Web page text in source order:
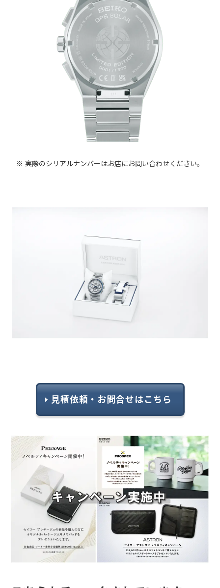
※ 実際のシリアルナンバーはお店にお問い合わせください。
見積依頼・お問合せはこちら